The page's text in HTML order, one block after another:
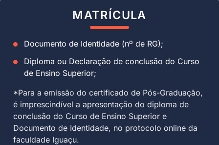
MATRÍCULA
Documento de Identidade (nº de RG);
Diploma ou Declaração de conclusão do Curso
de Ensino Superior;
*Para a emissão do certificado de Pós-Graduação,
é imprescindível a apresentação do diploma de
conclusão do Curso de Ensino Superior e
Documento de Identidade, no protocolo online da
faculdade Iguaçu.